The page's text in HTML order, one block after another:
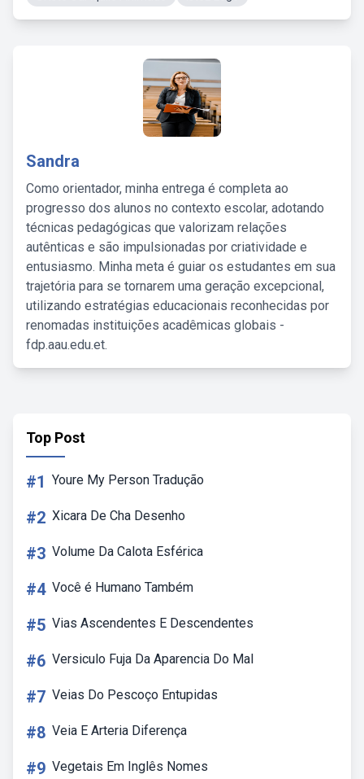
Sandra
Como orientador, minha entrega é completa ao
progresso dos alunos no contexto escolar, adotando
técnicas pedagógicas que valorizam relações
autênticas e são impulsionadas por criatividade e
entusiasmo. Minha meta é guiar os estudantes em sua
trajetória para se tornarem uma geração excepcional,
utilizando estratégias educacionais reconhecidas por
renomadas instituições acadêmicas globais -
fdp.aau.edu.et.
Top Post
#1 Youre My Person Tradução
#2 Xicara De Cha Desenho
#3 Volume Da Calota Esférica
#4 Você é Humano Também
#5 Vias Ascendentes E Descendentes
#6 Versiculo Fuja Da Aparencia Do Mal
#7 Veias Do Pescoço Entupidas
#8 Veia E Arteria Diferença
#9 Vegetais Em Inglês Nomes